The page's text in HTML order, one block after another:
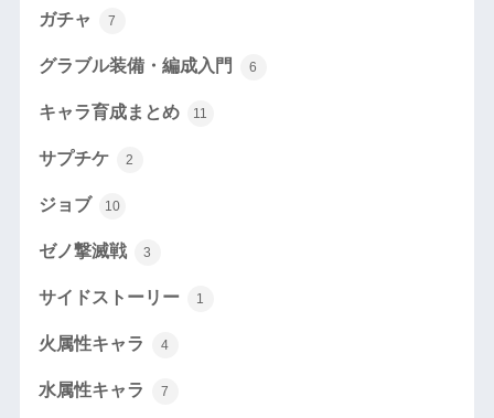
ガチャ 7
グラブル装備・編成入門 6
キャラ育成まとめ 11
サプチケ 2
ジョブ 10
ゼノ撃滅戦 3
サイドストーリー 1
火属性キャラ 4
水属性キャラ 7